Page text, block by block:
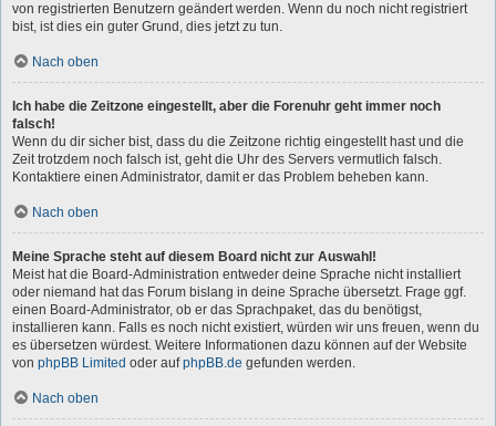
von registrierten Benutzern geändert werden. Wenn du noch nicht registriert
bist, ist dies ein guter Grund, dies jetzt zu tun.
Nach oben
Ich habe die Zeitzone eingestellt, aber die Forenuhr geht immer noch
falsch!
Wenn du dir sicher bist, dass du die Zeitzone richtig eingestellt hast und die
Zeit trotzdem noch falsch ist, geht die Uhr des Servers vermutlich falsch.
Kontaktiere einen Administrator, damit er das Problem beheben kann.
Nach oben
Meine Sprache steht auf diesem Board nicht zur Auswahl!
Meist hat die Board-Administration entweder deine Sprache nicht installiert
oder niemand hat das Forum bislang in deine Sprache übersetzt. Frage ggf.
einen Board-Administrator, ob er das Sprachpaket, das du benötigst,
installieren kann. Falls es noch nicht existiert, würden wir uns freuen, wenn du
es übersetzen würdest. Weitere Informationen dazu können auf der Website
von phpBB Limited oder aufphpBB.de gefunden werden.
Nach oben